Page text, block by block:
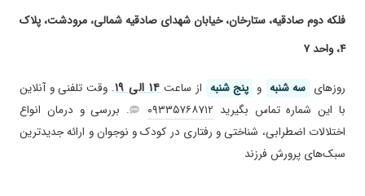
فلکه دوم صادقیه، ستارخان، خیابان شهدای صادقیه شمالی، مرودشت، پلاک
۴، واحد ۷
روز‌های سه شنبه و پنج شنبه از ساعت۱۴ الی ۱۹
. وقت تلفنی و آنلاین
با این شماره تماس بگیرید ۰۹۳۳۵۷۶۸۷۱۲
. بررسی و درمان انواع
اختلالات اضطرابی، شناختی و رفتاری در کودک و نوجوان و ارائه جدید‌ترین
سبک‌های پرورش فرزند